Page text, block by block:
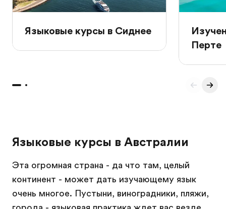
Языковые курсы в Сиднее
Перте
Языковые курсы в Австралии
Эта огромная страна - да что там, целый
континент - может дать изучающему язык
очень многое. Пустыни, виноградники, пляжи,